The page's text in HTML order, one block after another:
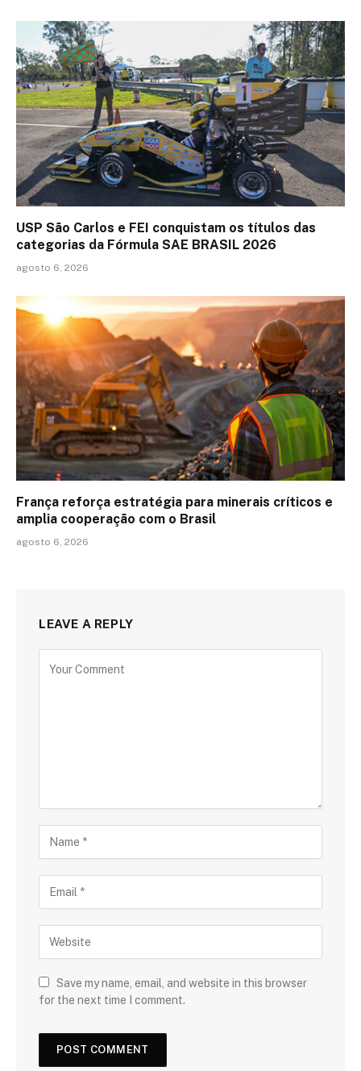
USP São Carlos e FEI conquistam os títulos das
categorias da Fórmula SAE BRASIL 2026
agosto 6, 2026
França reforça estratégia para minerais críticos e
amplia cooperação com o Brasil
agosto 6, 2026
LEAVE A REPLY
Save my name, email, and website in this browser
for the next time I comment.